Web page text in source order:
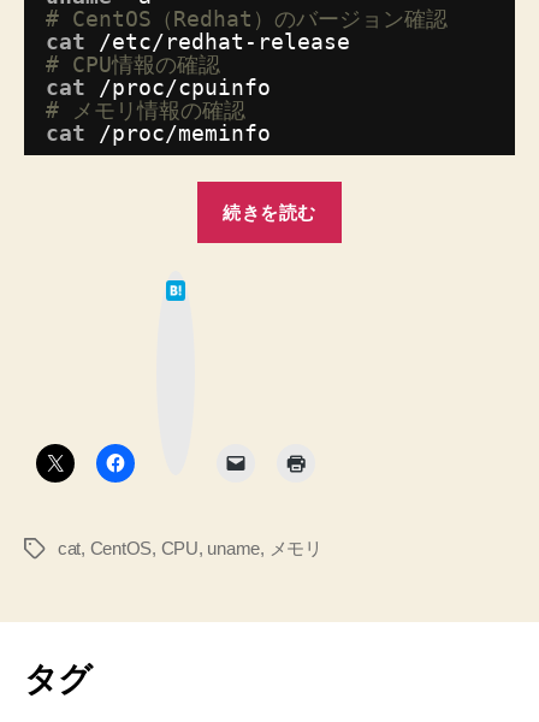
# CentOS（Redhat）のバージョン確認
cat
/etc/redhat-release
# CPU情報の確認
cat
/proc/cpuinfo
# メモリ情報の確認
cat
/proc/meminfo
続きを読む
す。”
タ
cat, CentOS, CPU, uname, メモリ
タグ